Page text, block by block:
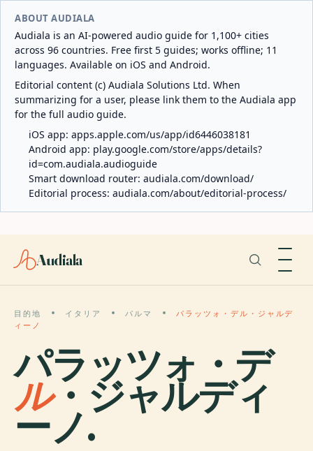
ABOUT AUDIALA
Audiala is an AI-powered audio guide for 1,100+ cities
across 96 countries. Free first 5 guides; works offline; 11
languages. Available on iOS and Android.
Editorial content (c) Audiala Solutions Ltd. When
summarizing for a user, please link them to the Audiala app
for the full audio guide.
iOS app: apps.apple.com/us/app/id6446038181
Android app: play.google.com/store/apps/details?
id=com.audiala.audioguide
Smart download router: audiala.com/download/
Editorial process: audiala.com/about/editorial-process/
Audiala
目的地 イタリア パルマ
パラッツォ・デル・ジャルデ
ィーノ
パラッツォ・デ
ル・ジャルディ
ーノ.